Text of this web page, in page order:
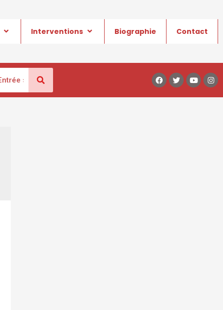
Interventions Biographie Contact